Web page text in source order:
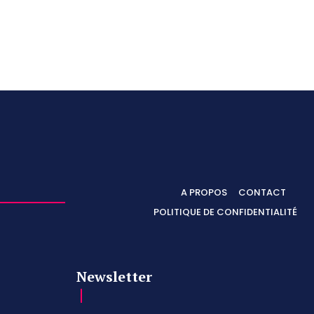
A PROPOS
CONTACT
POLITIQUE DE CONFIDENTIALITÉ
Newsletter